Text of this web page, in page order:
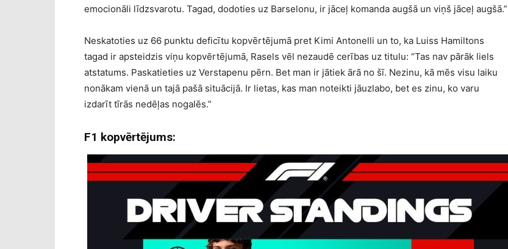
emocionāli līdzsvarotu. Tagad, dodoties uz Barselonu, ir jāceļ komanda augšā un viņš jāceļ augšā.”
Neskatoties uz 66 punktu deficītu kopvērtējumā pret Kimi Antonelli un to, ka Luiss Hamiltons
tagad ir apsteidzis viņu kopvērtējumā, Rasels vēl nezaudē cerības uz titulu: “Tas nav pārāk liels
atstatums. Paskatieties uz Verstapenu pērn. Bet man ir jātiek ārā no šī. Nezinu, kā mēs visu laiku
nonākam vienā un tajā pašā situācijā. Ir lietas, kas man noteikti jāuzlabo, bet es zinu, ko varu
izdarīt tīrās nedēļas nogalēs.”
F1 kopvērtējums: